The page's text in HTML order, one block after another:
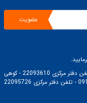
عضویت
رسول پور 09124433425 - تلفن دفتر مرکزی 22093610 - کوهی